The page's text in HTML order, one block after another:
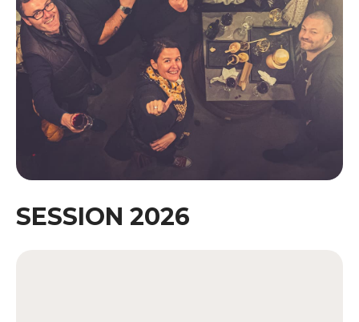
SESSION 2026